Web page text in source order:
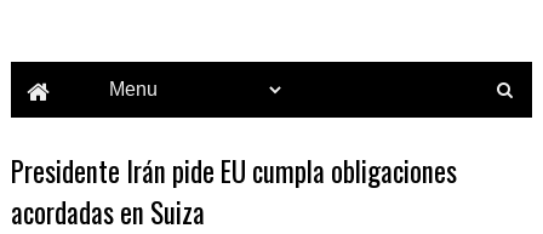
Presidente Irán pide EU cumpla obligaciones
acordadas en Suiza